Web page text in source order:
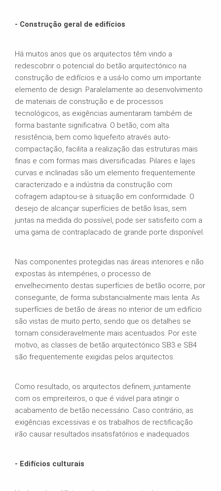
- Construção geral de edifícios
Há muitos anos que os arquitectos têm vindo a
redescobrir o potencial do betão arquitectónico na
construção de edifícios e a usá-lo como um importante
elemento de design. Paralelamente ao desenvolvimento
de materiais de construção e de processos
tecnológicos, as exigências aumentaram também de
forma bastante significativa. O betão, com alta
resistência, bem como liquefeito através auto-
compactação, facilita a realização das estruturas mais
finas e com formas mais diversificadas. Pilares e lajes
curvas e inclinadas são um elemento frequentemente
caracterizado e a indústria da construção com
cofragem adaptou-se à situação em conformidade. O
desejo de alcançar superfícies de betão lisas, sem
juntas na medida do possível, pode ser satisfeito com a
uma gama de contraplacado de grande porte disponível.
Nas componentes protegidas nas áreas interiores e não
expostas às intempéries, o processo de
envelhecimento destas superfícies de betão ocorre, por
conseguinte, de forma substancialmente mais lenta. As
superfícies de betão de áreas no interior de um edifício
são vistas de muito perto, sendo que os detalhes se
tornam consideravelmente mais acentuados. Por este
motivo, as classes de betão arquitectónico SB3 e SB4
são frequentemente exigidas pelos arquitectos.
Como resultado, os arquitectos definem, juntamente
com os empreiteiros, o que é viável para atingir o
acabamento de betão necessário. Caso contrário, as
exigências excessivas e os trabalhos de rectificação
irão causar resultados insatisfatórios e inadequados.
- Edifícios culturais